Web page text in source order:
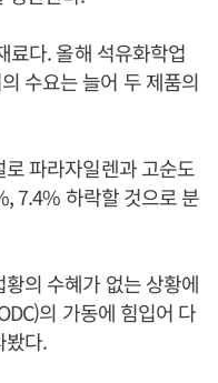
료다. 올해 석유화학업
수요는 늘어 두 제품의
파라자일렌과 고순도
7.4% 하락할 것으로 분
의 수혜가 없는 상황에
의 가동에 힘입어 다
봤다.